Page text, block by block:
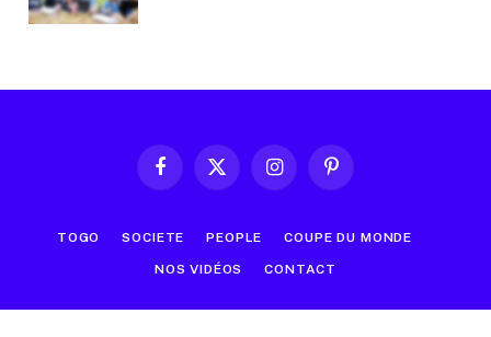
FacebookX
InstagramPinterest
TOGO SOCIETE PEOPLE COUPE DU MONDE
NOS VIDÉOS CONTACT